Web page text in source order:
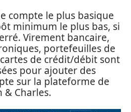
compte le plus basique
minimum le plus bas, si
Virement bancaire,
portefeuilles de
de crédit/débit sont
pour ajouter des
sur la plateforme de
Charles.